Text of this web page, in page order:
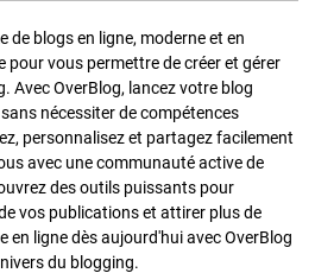
de blogs en ligne, moderne et en
vous permettre de créer et gérer
Avec OverBlog, lancez votre blog
nécessiter de compétences
personnalisez et partagez facilement
avec une communauté active de
des outils puissants pour
vos publications et attirer plus de
en ligne dès aujourd'hui avec OverBlog
du blogging.